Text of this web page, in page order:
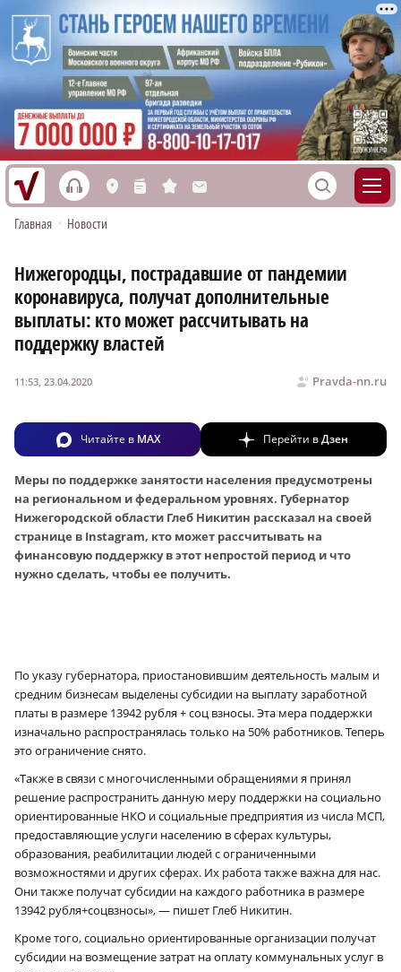
h L n s M S
Главная • Новости
Нижегородцы, пострадавшие от пандемии
коронавируса, получат дополнительные
выплаты: кто может рассчитывать на
поддержку властей
Pravda-nn.ru
11:53, 23.04.2020
Читайте в MAX Перейти вДзен
Меры по поддержке занятости населения предусмотрены
на региональном и федеральном уровнях. Губернатор
Нижегородской области Глеб Никитин рассказал на своей
странице в Instagram, кто может рассчитывать на
финансовую поддержку в этот непростой период и что
нужно сделать, чтобы ее получить.
По указу губернатора, приостановившим деятельность малым и
средним бизнесам выделены субсидии на выплату заработной
платы в размере 13942 рубля + соц взносы. Эта мера поддержки
изначально распространялась только на 50% работников. Теперь
это ограничение снято.
«Также в связи с многочисленными обращениями я принял
решение распространить данную меру поддержки на социально
ориентированные НКО и социальные предприятия из числа МСП,
предоставляющие услуги населению в сферах культуры,
образования, реабилитации людей с ограниченными
возможностями и других сферах. Их работа также важна для нас.
Они также получат субсидии на каждого работника в размере
13942 рубля+соцвзносы», — пишет Глеб Никитин.
Кроме того, социально ориентированные организации получат
субсидии на возмещение затрат на оплату коммунальных услуг в